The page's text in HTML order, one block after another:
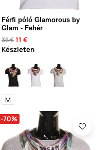
Férfi póló Glamorous by
Glam - Fehér
36 €11 €
Készleten
M
-70%